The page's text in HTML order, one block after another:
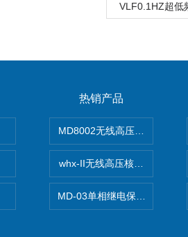
VLF0.1HZ超低
热销产品
MD8002无线高压核相仪
whx-II无线高压核相仪
MD-03单相继电保护测试仪价